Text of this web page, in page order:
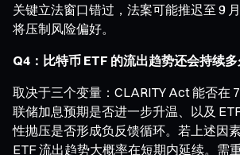
关键立法窗口错过，法案可能推迟至 9
将压制风险偏好。
Q4：比特币 ETF 的流出趋势还会持续多
取决于三个变量：CLARITY Act 能否在
联储加息预期是否进一步升温、以及
性抛压是否形成负反馈循环。若上述因
ETF 流出趋势大概率在短期内延续。需